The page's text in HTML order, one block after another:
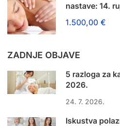
nastave: 14.
1.500,00 €
ZADNJE OBJAVE
5 razloga za
2026.
24. 7. 2026.
Iskustva